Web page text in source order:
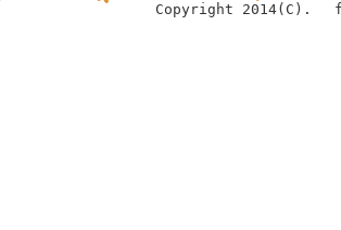
Copyright 2014(C).